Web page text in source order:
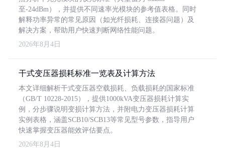
至-24dBm），并提供不同速率光模块的参考值表格。同时
解释功率异常的常见原因（如光纤损耗、连接器问题）及
解决方案，帮助用户快速判断网络性能问题。
2026年8月4日
干式变压器损耗标准一览表及计算方法
本文详细解析干式变压器空载损耗、负载损耗的国家标准
（GB/T 10228-2015），提供1000kVA变压器损耗计算实
例，分步骤说明变损计算方法，并附电力变压器损耗计算
实例表格，涵盖SCB10/SCB13等常见型号参数，指导用户
快速掌握变压器能效评估要点。
2026年8月4日